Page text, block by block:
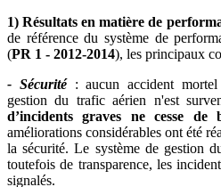
1) Résultats en matière de
de référence du système de
(PR 1 - 2012-2014), les principaux
- Sécurité: aucun accident mortel
gestion du trafic aérien n'est
d’incidents graves ne cesse de
améliorations considérables ont été
la sécurité. Le système de gestion
toutefois de transparence, les
signalés.